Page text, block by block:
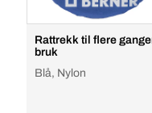
Rattrekk til flere
bruk
Blå, Nylon